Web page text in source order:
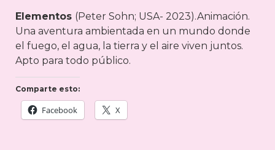
Elementos (Peter Sohn; USA- 2023).Animación.
Una aventura ambientada en un mundo donde
el fuego, el agua, la tierra y el aire viven juntos.
Apto para todo público.
Comparte esto:
Facebook X